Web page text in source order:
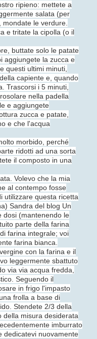
ripieno: mettete a
salata (per
le verdure.
e tritate la cipolla (o il
buttate solo le patate
aggiungete la zucca e
questi ultimi minuti,
capiente e, quando
Trascorsi i 5 minuti,
nella padella
e aggiungete
zucca e patate,
e che l'acqua
morbido, perché
ridotti ad una sorta
il composto in una
Volevo che la mia
al contempo fosse
utilizzare questa ricetta
Sandra del blog Un
dosi (mantenendo le
parte della farina
farina integrale; voi
farina bianca.
con la farina e il
leggermente sbattuto
via via acqua fredda,
Seguendo il
in frigo l'impasto
frolla a base di
Stendete 2/3 della
della misura desiderata
imburrato
dedicatevi nuovamente